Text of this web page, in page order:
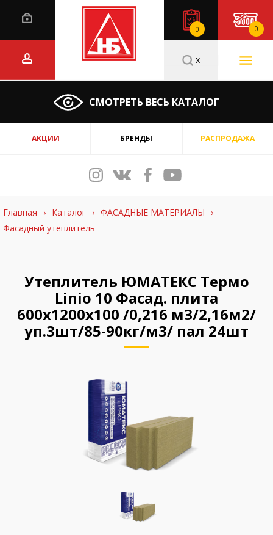
0 0
СМОТРЕТЬ ВЕСЬ КАТАЛОГ
x
АКЦИИ БРЕНДЫ РАСПРОДАЖА
Главная › Каталог › ФАСАДНЫЕ МАТЕРИАЛЫ
›
Фасадный утеплитель
Утеплитель ЮМАТЕКС Термо
Linio 10 Фасад. плита
600х1200х100 /0,216 м3/2,16м2/
уп.3шт/85-90кг/м3/ пал 24шт